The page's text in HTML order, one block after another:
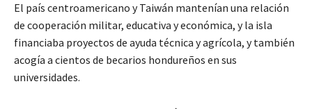
El país centroamericano y Taiwán mantenían una relación
de cooperación militar, educativa y económica, y la isla
financiaba proyectos de ayuda técnica y agrícola, y también
acogía a cientos de becarios hondureños en sus
universidades.